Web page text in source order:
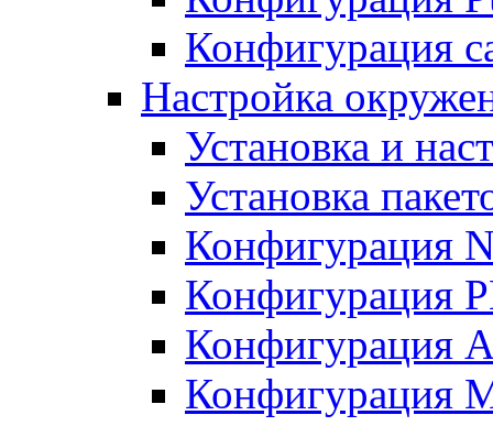
Конфигурация
Настройка
Установка и
Установка
Конфигурация
Конфигурация
Конфигурация
Конфигурация